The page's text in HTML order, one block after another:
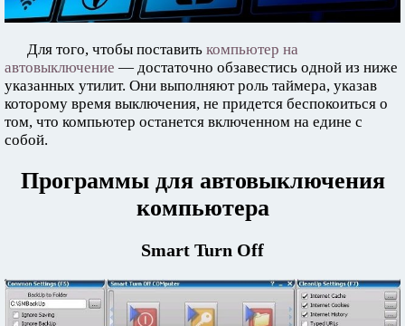
Для того, чтобы поставить компьютер на
автовыключение — достаточно обзавестись одной из ниже
указанных утилит. Они выполняют роль таймера, указав
которому время выключения, не придется беспокоиться о
том, что компьютер останется включенном на едине с
собой.
Программы для автовыключения
компьютера
Smart Turn Off